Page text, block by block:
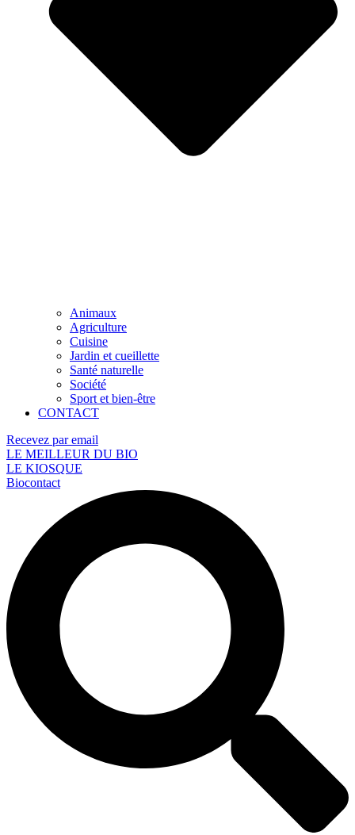
Animaux
Agriculture
Cuisine
Jardin et cueillette
Santé naturelle
Société
Sport et bien-être
CONTACT
Recevez par email
LE MEILLEUR DU BIO
LE KIOSQUE
Biocontact